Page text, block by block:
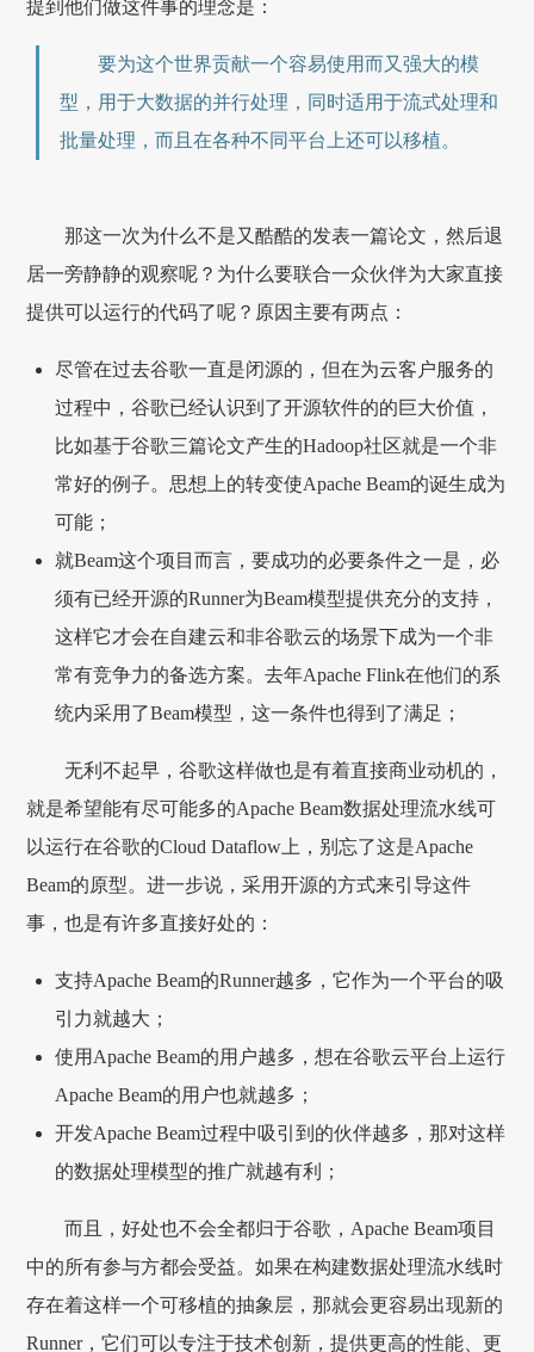
提到他们做这件事的理念是：
要为这个世界贡献一个容易使用而又强大的模
型，用于大数据的并行处理，同时适用于流式处理和
批量处理，而且在各种不同平台上还可以移植。
那这一次为什么不是又酷酷的发表一篇论文，然后退
居一旁静静的观察呢？为什么要联合一众伙伴为大家直接
提供可以运行的代码了呢？原因主要有两点：
尽管在过去谷歌一直是闭源的，但在为云客户服务的
过程中，谷歌已经认识到了开源软件的的巨大价值，
比如基于谷歌三篇论文产生的Hadoop社区就是一个非
常好的例子。思想上的转变使Apache Beam的诞生成为
可能；
就Beam这个项目而言，要成功的必要条件之一是，必
须有已经开源的Runner为Beam模型提供充分的支持，
这样它才会在自建云和非谷歌云的场景下成为一个非
常有竞争力的备选方案。去年Apache Flink在他们的系
统内采用了Beam模型，这一条件也得到了满足；
无利不起早，谷歌这样做也是有着直接商业动机的，
就是希望能有尽可能多的Apache Beam数据处理流水线可
以运行在谷歌的Cloud Dataflow上，别忘了这是Apache
Beam的原型。进一步说，采用开源的方式来引导这件
事，也是有许多直接好处的：
支持Apache Beam的Runner越多，它作为一个平台的吸
引力就越大；
使用Apache Beam的用户越多，想在谷歌云平台上运行
Apache Beam的用户也就越多；
开发Apache Beam过程中吸引到的伙伴越多，那对这样
的数据处理模型的推广就越有利；
而且，好处也不会全都归于谷歌，Apache Beam项目
中的所有参与方都会受益。如果在构建数据处理流水线时
存在着这样一个可移植的抽象层，那就会更容易出现新的
Runner，它们可以专注于技术创新，提供更高的性能、更